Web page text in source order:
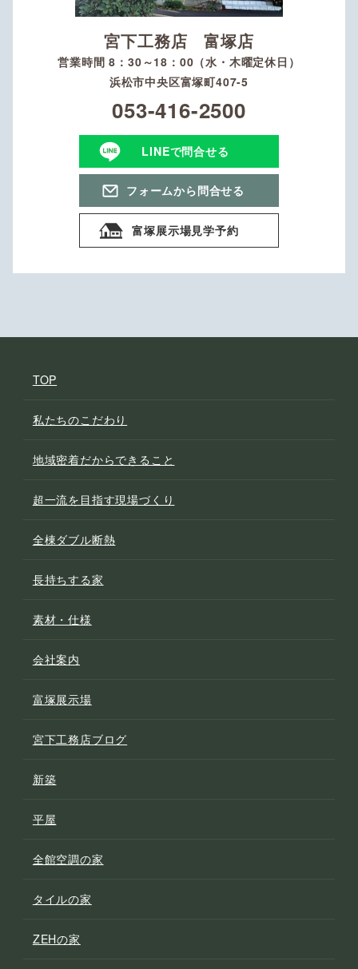
宮下工務店 富塚店
営業時間 8：30～18：00（水・木曜定休日）
浜松市中央区富塚町407-5
053-416-2500
LINEで問合せる
フォームから問合せる
富塚展示場見学予約
TOP
私たちのこだわり
地域密着だからできること
超一流を目指す現場づくり
全棟ダブル断熱
長持ちする家
素材・仕様
会社案内
富塚展示場
宮下工務店ブログ
新築
平屋
全館空調の家
タイルの家
ZEHの家